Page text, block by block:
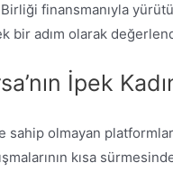
finansmanıyla
bir adım olarak
İpek
olmayan
kısa